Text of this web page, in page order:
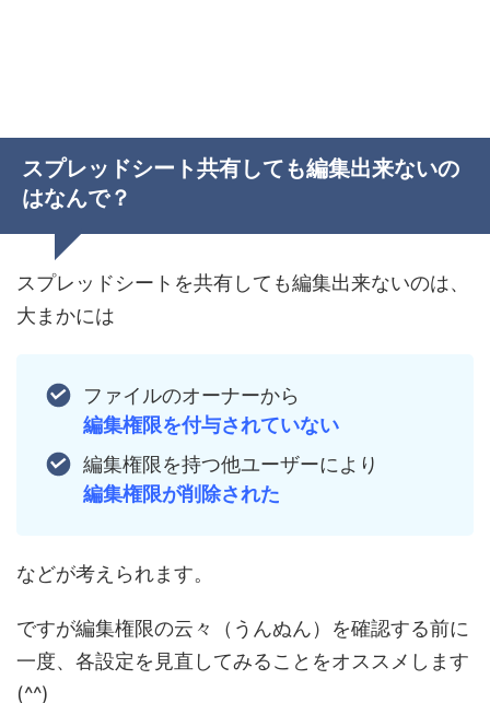
スプレッドシート共有しても編集出来ないの
はなんで？
スプレッドシートを共有しても編集出来ないのは、
大まかには
ファイルのオーナーから
編集権限を付与されていない
編集権限を持つ他ユーザーにより
編集権限が削除された
などが考えられます。
ですが編集権限の云々（うんぬん）を確認する前に
一度、各設定を見直してみることをオススメします
(^^)